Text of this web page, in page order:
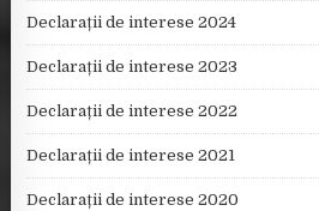
Declarații de interese 2024
Declarații de interese 2023
Declarații de interese 2022
Declarații de interese 2021
Declarații de interese 2020